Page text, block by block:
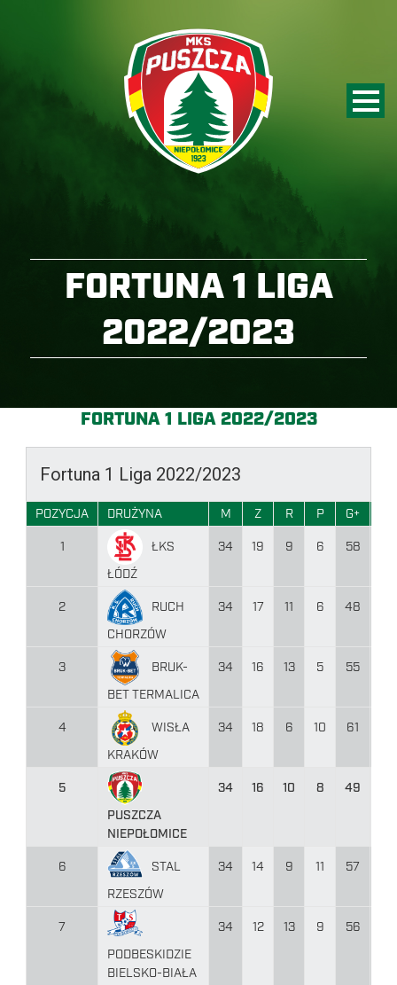
FORTUNA 1 LIGA
2022/2023
FORTUNA 1 LIGA 2022/2023
Fortuna 1 Liga 2022/2023
POZYCJA DRUŻYNA M Z R P G+
1
ŁKS
ŁÓDŹ
34 19 9 6 58
2
RUCH
CHORZÓW
34 17 11 6 48
3
BRUK-
BET TERMALICA
34 16 13 5 55
4
WISŁA
KRAKÓW
34 18 6 10 61
5
PUSZCZA
NIEPOŁOMICE
34 16 10 8 49
6
STAL
RZESZÓW
34 14 9 11 57
7
PODBESKIDZIE
BIELSKO-BIAŁA
34 12 13 9 56